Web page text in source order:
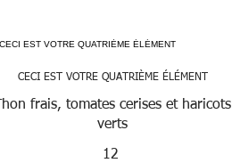
CECI EST VOTRE QUATRIÈME ÉLÉMENT
Thon frais, tomates cerises et haricots
verts
12